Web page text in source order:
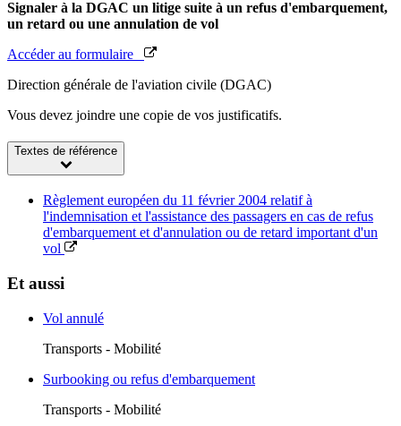
Signaler à la DGAC un litige suite à un refus d'embarquement,
un retard ou une annulation de vol
Accéder au formulaire
Direction générale de l'aviation civile (DGAC)
Vous devez joindre une copie de vos justificatifs.
Textes de référence
Règlement européen du 11 février 2004 relatif à
l'indemnisation et l'assistance des passagers en cas de refus
d'embarquement et d'annulation ou de retard important d'un
vol
Et aussi
Vol annulé
Transports - Mobilité
Surbooking ou refus d'embarquement
Transports - Mobilité